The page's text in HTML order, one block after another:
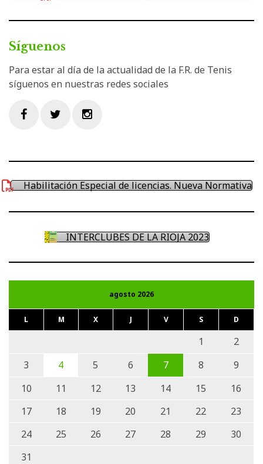
Síguenos
Para estar al día de la actualidad de la F.R. de Tenis
síguenos en nuestras redes sociales
Habilitación Especial de licencias. Nueva Normativa
INTERCLUBES DE LA RIOJA 2023
agosto 2026
L M X J V S D
1
2
3
4 5 6 7 8
9
10
11 12 13 14 15
16
17
18 19 20 21 22
23
24
25 26 27 28 29
30
31